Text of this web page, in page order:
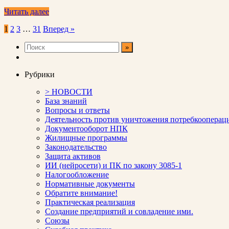
Читать далее
Пагинация
записей
1 2 3 … 31 Вперед »
Рубрики
> НОВОСТИ
База знаний
Вопросы и ответы
Деятельность против уничтожения
Документооборот НПК
Жилищные программы
Законодательство
Защита активов
ИИ (нейросети) и ПК по закону 3085-1
Налогообложение
Нормативные документы
Обратите внимание!
Практическая реализация
Создание предприятий и совладение ими.
Союзы